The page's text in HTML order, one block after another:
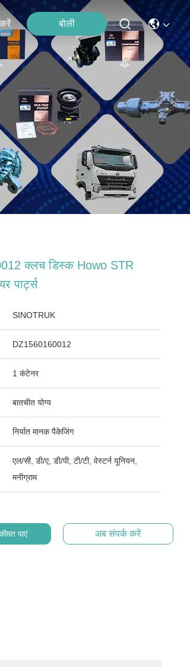
बोली
क्लच डिस्क Howo STR
पार्ट्स
SINOTRUK
DZ1560160012
1 कंटेनर
बातचीत योग्य
निर्यात मानक पैकेजिंग
एल/सी, डी/ए, डी/पी, टी/टी, वेस्टर्न यूनियन,
मनीग्राम
पाएं अब संपर्क करें